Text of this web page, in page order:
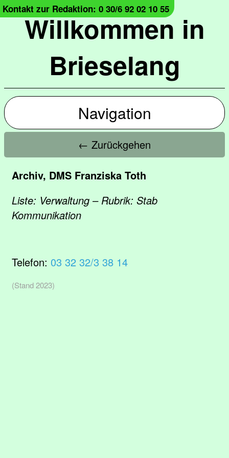
Willkommen in
Brieselang
Kontakt zur Redaktion: 0 30/6 92 02 10 55
Navigation
← Zurückgehen
Archiv, DMS Franziska Toth
Liste: Verwaltung – Rubrik: Stab
Kommunikation
Telefon: 03 32 32/3 38 14
(Stand 2023)